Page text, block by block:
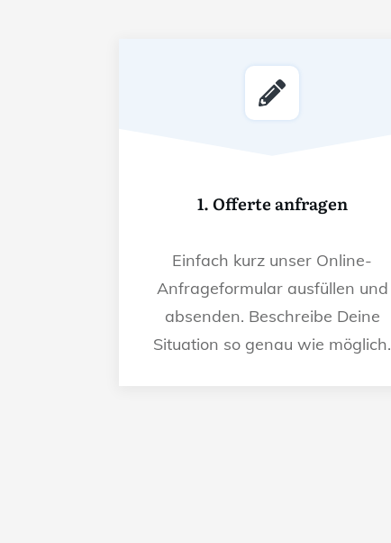
1. Offerte anfragen
Einfach kurz unser Online-
Anfrageformular ausfüllen und
absenden. Beschreibe Deine
Situation so genau wie möglich.